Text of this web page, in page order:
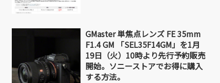
GMaster 単焦点レンズ FE 35mm
F1.4 GM 「SEL35F14GM」を1月
19日（火）10時より先行予約販売
開始。ソニーストアでお得に購入
する方法。